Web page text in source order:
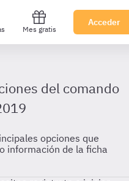
Mes gratis
Acceder
del comando
opciones que
información de la ficha